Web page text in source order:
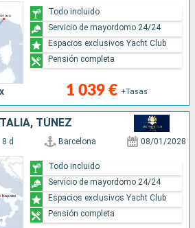
1 039 € +Tasas
Todo incluido
Servicio de mayordomo 24/24
Espacios exclusivos Yacht Club
Pensión completa
TÚNEZ
8 d Barcelona 08/01/2028
Todo incluido
Servicio de mayordomo 24/24
Espacios exclusivos Yacht Club
Pensión completa